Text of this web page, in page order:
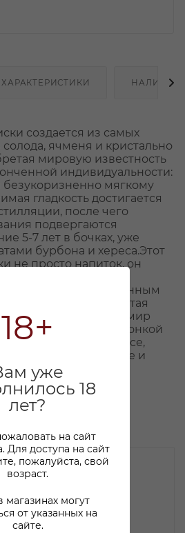
18+
уже
18
лет?
на сайт
Для доступа на сайт
пожалуйста, свой
возраст.
магазинах могут
от указанных на
сайте.
ХАРАКТЕРИСТИКИ НАЛИЧИЕ
создается из самых
ячменя и кристально
мировую известность
индивидуальности:
мягкому
гладкость достигается
после чего
подвергаются
5-7 лет в бочках, уже
бурбона и хереса.Этот
не просто напиток, он
национальным
следуя традиционным
двух веков. Приобретая
вы окунетесь в мир
орехов, тонкой
о хересе,
наслаждение и
глотка.